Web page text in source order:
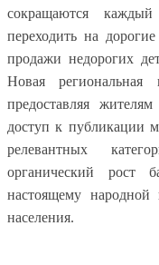
сокращаются каждый
переходить на
продажи недорогих
Новая
предоставляя
доступ к публикации
релевантных
органический рост
настоящему народной
населения.